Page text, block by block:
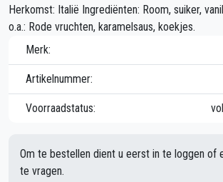
Herkomst: Italië Ingrediënten: Room, suiker,
o.a.: Rode vruchten, karamelsaus, koekjes.
Merk:
Artikelnummer:
Voorraadstatus:
Om te bestellen dient u eerst in te loggen of
te vragen.